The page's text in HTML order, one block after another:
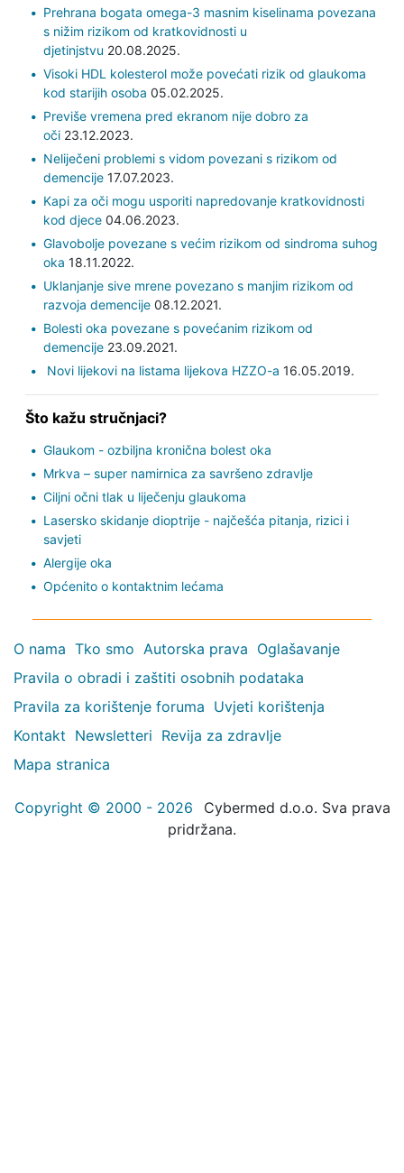
Prehrana bogata omega-3 masnim kiselinama povezana
s nižim rizikom od kratkovidnosti u
djetinjstvu 20.08.2025.
Visoki HDL kolesterol može povećati rizik od glaukoma
kod starijih osoba 05.02.2025.
Previše vremena pred ekranom nije dobro za
oči23.12.2023.
Neliječeni problemi s vidom povezani s rizikom od
demencije17.07.2023.
Kapi za oči mogu usporiti napredovanje kratkovidnosti
kod djece04.06.2023.
Glavobolje povezane s većim rizikom od sindroma suhog
oka 18.11.2022.
Uklanjanje sive mrene povezano s manjim rizikom od
razvoja demencije08.12.2021.
Bolesti oka povezane s povećanim rizikom od
demencije23.09.2021.
Novi lijekovi na listama lijekova HZZO-a 16.05.2019.
Što kažu stručnjaci?
Glaukom - ozbiljna kronična bolest oka
Mrkva – super namirnica za savršeno zdravlje
Ciljni očni tlak u liječenju glaukoma
Lasersko skidanje dioptrije - najčešća pitanja, rizici i
savjeti
Alergije oka
Općenito o kontaktnim lećama
O nama Tko smo Autorska prava Oglašavanje
Pravila o obradi i zaštiti osobnih podataka
Pravila za korištenje foruma Uvjeti korištenja
Kontakt Newsletteri Revija za zdravlje
Mapa stranica
Copyright © 2000 - 2026
Cybermed d.o.o. Sva prava
pridržana.